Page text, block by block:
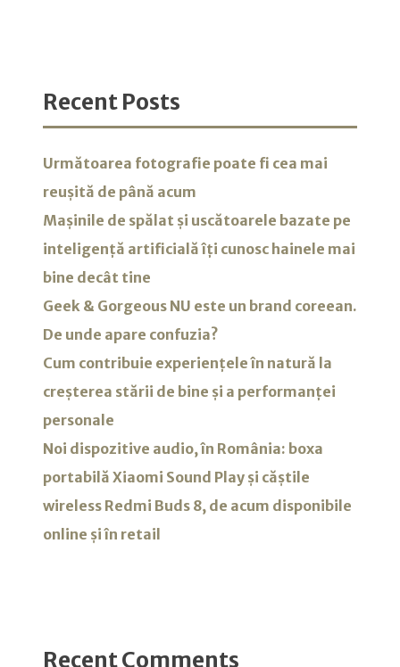
Recent Posts
Următoarea fotografie poate fi cea mai
reușită de până acum
Mașinile de spălat și uscătoarele bazate pe
inteligență artificială îți cunosc hainele mai
bine decât tine
Geek & Gorgeous NU este un brand coreean.
De unde apare confuzia?
Cum contribuie experiențele în natură la
creșterea stării de bine și a performanței
personale
Noi dispozitive audio, în România: boxa
portabilă Xiaomi Sound Play și căștile
wireless Redmi Buds 8, de acum disponibile
online și în retail
Recent Comments